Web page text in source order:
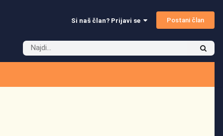
Si naš član? Prijavi se Postani član